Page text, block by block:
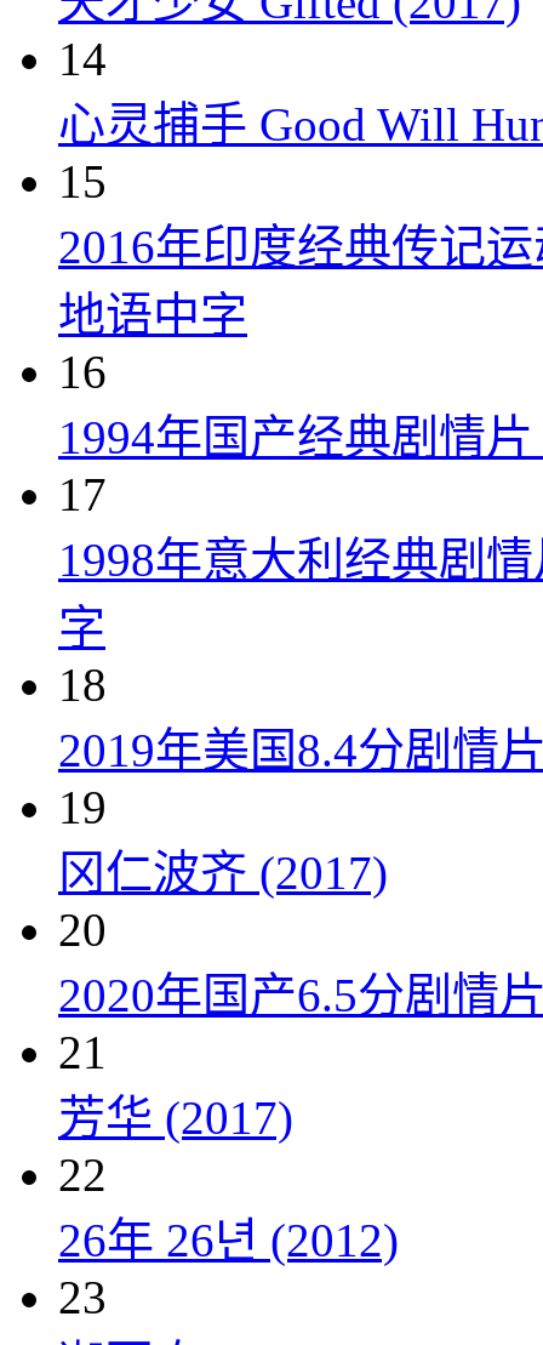
14
心灵捕手 Good Will
15
2016年印度经典传记
地语中字
16
1994年国产经典剧情
17
1998年意大利经典剧
字
18
2019年美国8.4分剧情
19
冈仁波齐 (2017)
20
2020年国产6.5分剧情
21
芳华 (2017)
22
26年 26년 (2012)
23